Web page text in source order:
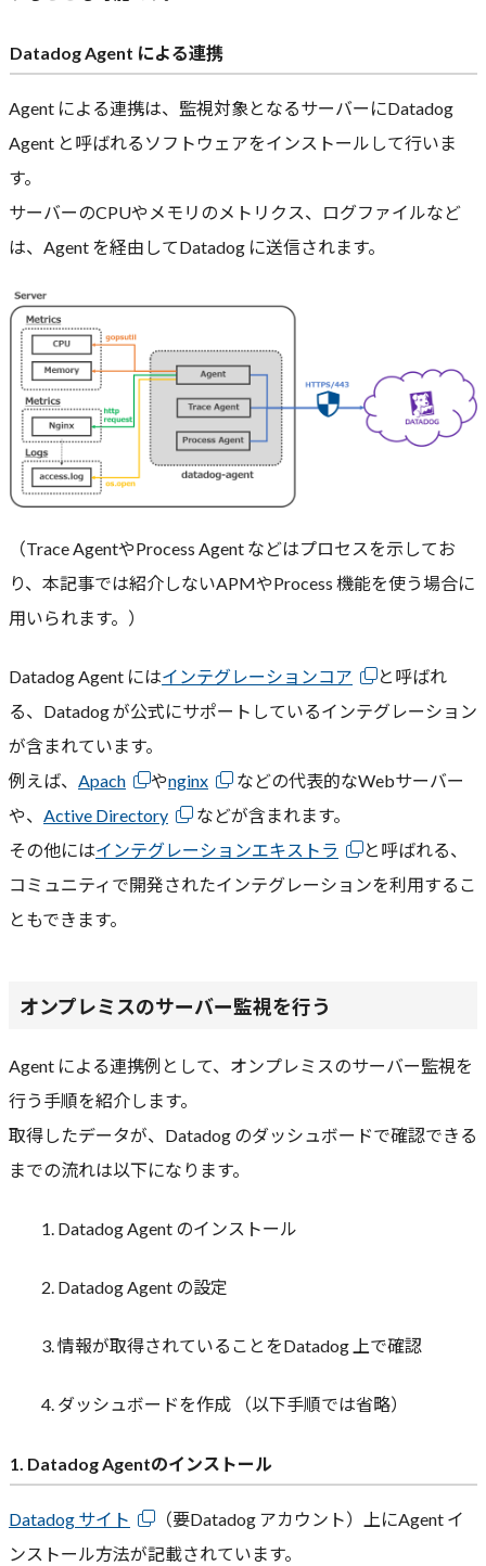
Datadog Agent による連携
Agent による連携は、監視対象となるサーバーにDatadog
Agent と呼ばれるソフトウェアをインストールして行いま
す。
サーバーのCPUやメモリのメトリクス、ログファイルなど
は、Agent を経由してDatadog に送信されます。
（Trace AgentやProcess Agent などはプロセスを示してお
り、本記事では紹介しないAPMやProcess 機能を使う場合に
用いられます。）
Datadog Agent にはインテグレーションコア
と呼ばれ
る、Datadog が公式にサポートしているインテグレーション
が含まれています。
例えば、 Apach やnginx
などの代表的なWebサーバー
や、 Active Directory
などが含まれます。
その他にはインテグレーションエキストラ
と呼ばれる、
コミュニティで開発されたインテグレーションを利用するこ
ともできます。
オンプレミスのサーバー監視を行う
Agent による連携例として、オンプレミスのサーバー監視を
行う手順を紹介します。
取得したデータが、Datadog のダッシュボードで確認できる
までの流れは以下になります。
1. Datadog Agent のインストール
2. Datadog Agent の設定
3. 情報が取得されていることをDatadog 上で確認
4. ダッシュボードを作成 （以下手順では省略）
1. Datadog Agentのインストール
Datadog サイト
（要Datadog アカウント）上にAgent イ
ンストール方法が記載されています。